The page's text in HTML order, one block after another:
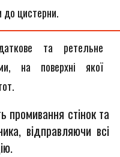
до цистерни.
та ретельне
на поверхні якої
промивання стінок та
відправляючи всі